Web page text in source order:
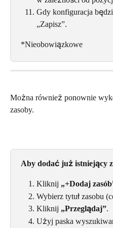
Gdy konfiguracja
„Zapisz”.
*Nieobowiązkowe
Można również ponownie
zasoby.
Aby dodać już istniejący
Kliknij „+Dodaj
Wybierz tytuł zasobu
Kliknij „Przeglądaj”.
Użyj paska